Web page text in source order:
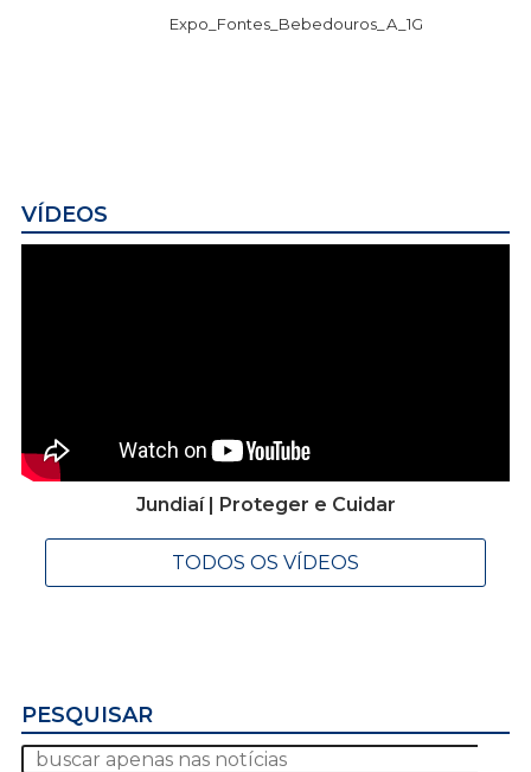
Expo_Fontes_Bebedouros_A_1G
VÍDEOS
Jundiaí | Proteger e Cuidar
TODOS OS VÍDEOS
PESQUISAR